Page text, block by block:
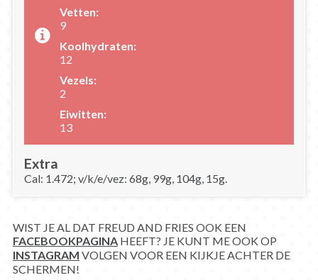
Vetten:
9
Koolhydraten:
12
Vezels:
2
Eiwitten:
13
Extra
Cal: 1.472; v/k/e/vez: 68g, 99g, 104g, 15g.
WIST JE AL DAT FREUD AND FRIES OOK EEN
FACEBOOKPAGINAHEEFT? JE KUNT ME OOK OP
INSTAGRAM VOLGEN VOOR EEN KIJKJE ACHTER DE
SCHERMEN!